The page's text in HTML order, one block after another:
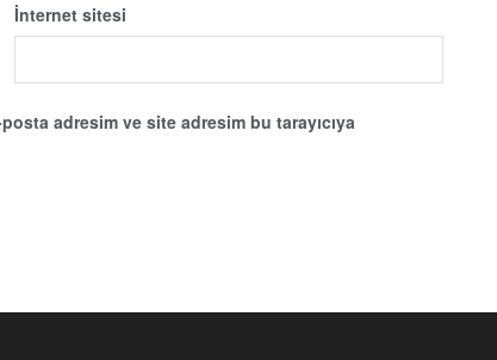
İnternet sitesi
adresim ve site adresim bu tarayıcıya